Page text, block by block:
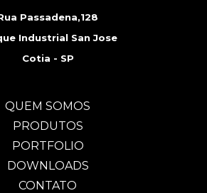
Passadena,128
Industrial San Jose
Cotia - SP
QUEM SOMOS
PRODUTOS
PORTFOLIO
DOWNLOADS
CONTATO